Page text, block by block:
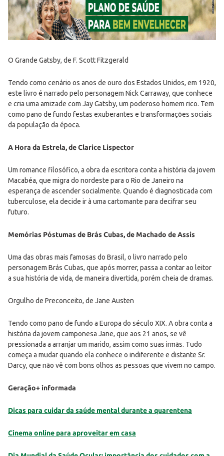
O Grande Gatsby, de F. Scott Fitzgerald
Tendo como cenário os anos de ouro dos Estados Unidos, em 1920,
este livro é narrado pelo personagem Nick Carraway, que conhece
e cria uma amizade com Jay Gatsby, um poderoso homem rico. Tem
como pano de fundo festas exuberantes e transformações sociais
da população da época.
A Hora da Estrela, de Clarice Lispector
Um romance filosófico, a obra da escritora conta a história da jovem
Macabéa, que migra do nordeste para o Rio de Janeiro na
esperança de ascender socialmente. Quando é diagnosticada com
tuberculose, ela decide ir à uma cartomante para decifrar seu
futuro.
Memórias Póstumas de Brás Cubas, de Machado de Assis
Uma das obras mais famosas do Brasil, o livro narrado pelo
personagem Brás Cubas, que após morrer, passa a contar ao leitor
a sua história de vida, de maneira divertida, porém cheia de dramas.
Orgulho de Preconceito, de Jane Austen
Tendo como pano de fundo a Europa do século XIX. A obra conta a
história da jovem camponesa Jane, que aos 21 anos, se vê
pressionada a arranjar um marido, assim como suas irmãs. Tudo
começa a mudar quando ela conhece o indiferente e distante Sr.
Darcy, que não vê com bons olhos as pessoas que vivem no campo.
Geração+ informada
Dicas para cuidar da saúde mental durante a quarentena
Cinema online para aproveitar em casa